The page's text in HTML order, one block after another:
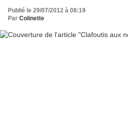
Publié le 29/07/2012 à 08:19
Par Colinette